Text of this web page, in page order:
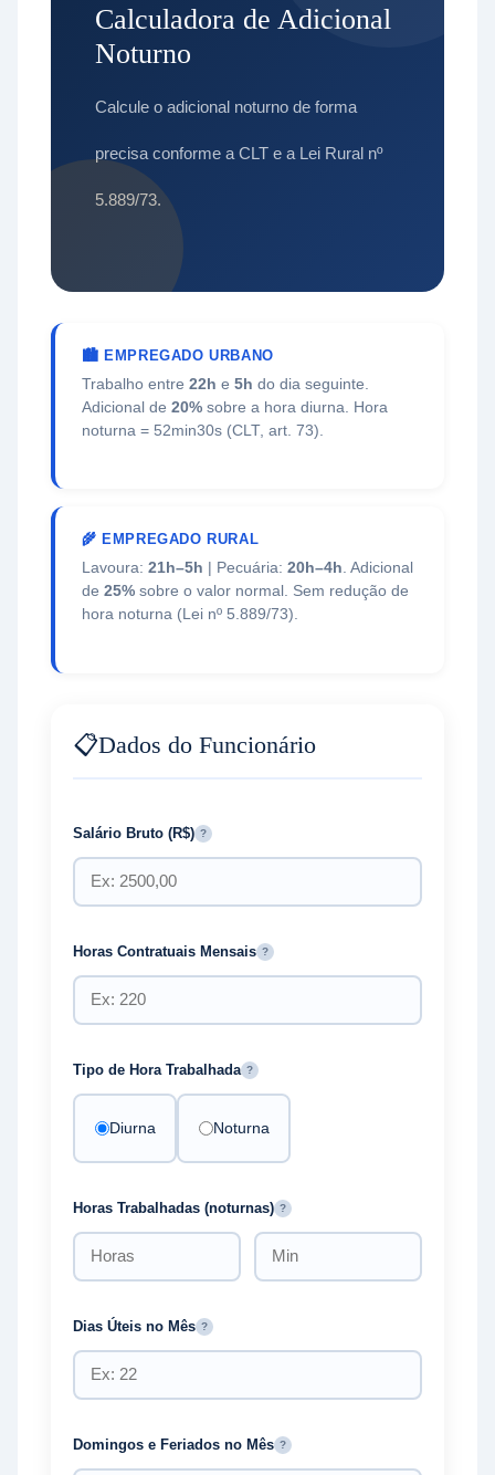
Calculadora de Adicional
Noturno
Calcule o adicional noturno de forma
precisa conforme a CLT e a Lei Rural nº
5.889/73.
🏙️ EMPREGADO URBANO
Trabalho entre 22h e 5h do dia seguinte.
Adicional de 20% sobre a hora diurna. Hora
noturna = 52min30s (CLT, art. 73).
🌾 EMPREGADO RURAL
Lavoura: 21h–5h | Pecuária: 20h–4h. Adicional
de 25% sobre o valor normal. Sem redução de
hora noturna (Lei nº 5.889/73).
📋Dados do Funcionário
Salário Bruto (R$) ?
Horas Contratuais Mensais ?
Tipo de Hora Trabalhada ?
Diurna Noturna
Horas Trabalhadas (noturnas) ?
Dias Úteis no Mês ?
Domingos e Feriados no Mês ?